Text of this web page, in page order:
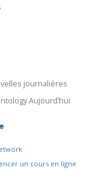
journalières
Aujourd’hui
un cours en ligne